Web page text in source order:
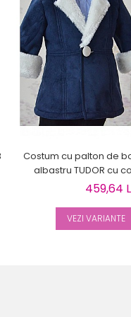
Costum cu palton de
albastru TUDOR cu
459,64
VEZI VARIANTE